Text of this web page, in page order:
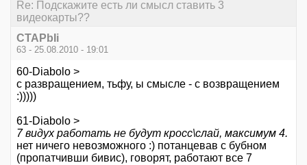
Re: Подскажите есть ли смысл ставить 3
видеокарты??
CTAPbIi
63 - 25.08.2010 - 19:01
60-Diabolo >
с развращением, тьфу, ы смысле - с возвращением
:)))))
61-Diabolo >
7 видух работать не будут кросс\слай, максимум 4.
нет ничего невозможного :) потанцевав с бубном
(пропатчивши бивис), говорят, работают все 7